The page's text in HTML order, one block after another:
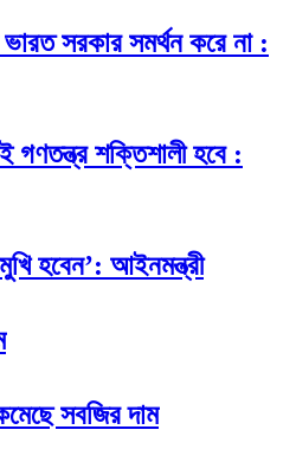
সরকার সমর্থন করে না :
গণতন্ত্র শক্তিশালী হবে :
হবেন’: আইনমন্ত্রী
সবজির দাম